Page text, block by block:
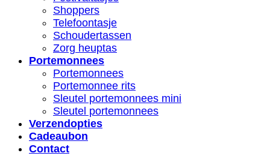
Shoppers
Telefoontasje
Schoudertassen
Zorg heuptas
Portemonnees
Portemonnees
Portemonnee rits
Sleutel portemonnees mini
Sleutel portemonnees
Verzendopties
Cadeaubon
Contact